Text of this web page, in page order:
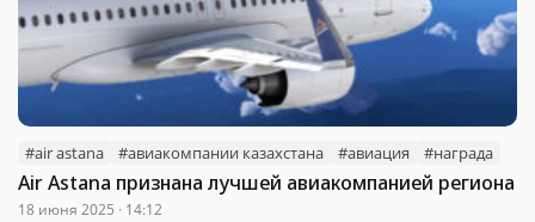
#air astana #авиакомпании казахстана #авиация #награда
Air Astana признана лучшей авиакомпанией региона
18 июня 2025 · 14:12